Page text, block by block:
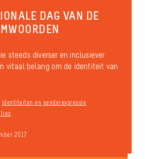
DAG VAN DE
steeds diverser en inclusiever
vitaal belang om de identiteit van
Identiteiten en genderexpressie
2017